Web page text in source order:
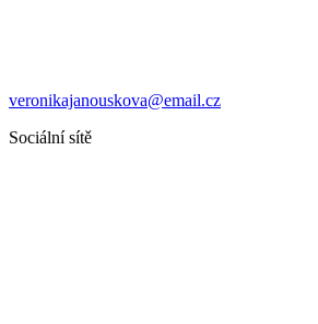
veronikajanouskova@email.cz
Sociální sítě